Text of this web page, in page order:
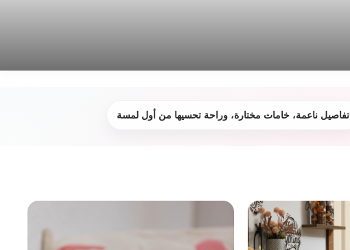
تفاصيل ناعمة، خامات مختارة، وراحة تحسيها من أول لمسة